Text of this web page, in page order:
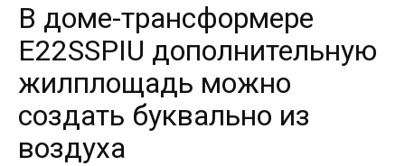
В доме-трансформере
E22SSPIU дополнительную
жилплощадь можно
создать буквально из
воздуха